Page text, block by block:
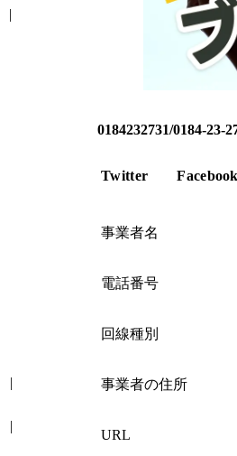
0184232731/0184-23-
Twitter Facebook
事業者名
電話番号
回線種別
事業者の住所
URL